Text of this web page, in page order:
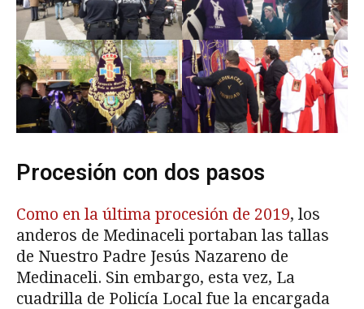
Procesión con dos pasos
Como en la última procesión de 2019, los
anderos de Medinaceli portaban las tallas
de Nuestro Padre Jesús Nazareno de
Medinaceli. Sin embargo, esta vez, La
cuadrilla de Policía Local fue la encargada